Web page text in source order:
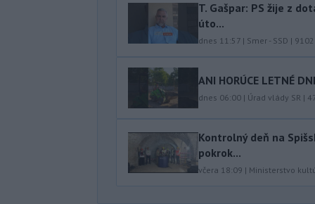
T. Gašpar: PS žije z
úto...
dnes 11:57 | Smer - SSD | 9102
ANI HORÚCE LETNÉ
dnes 06:00 | Úrad vlády SR |
Kontrolný deň na
pokrok...
včera 18:09 | Ministerstvo